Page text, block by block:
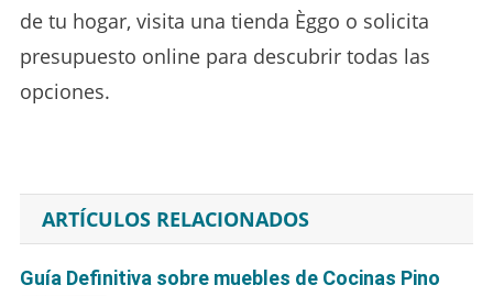
de tu hogar, visita una tienda Èggo o solicita
presupuesto online para descubrir todas las
opciones.
ARTÍCULOS RELACIONADOS
Guía Definitiva sobre muebles de Cocinas Pino